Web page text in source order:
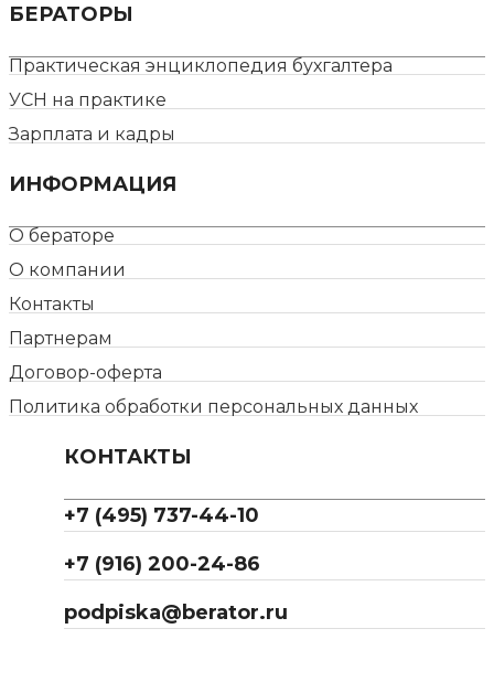
БЕРАТОРЫ
Практическая энциклопедия бухгалтера
УСН на практике
Зарплата и кадры
ИНФОРМАЦИЯ
О бераторе
О компании
Контакты
Партнерам
Договор-оферта
Политика обработки персональных данных
КОНТАКТЫ
+7 (495) 737-44-10
+7 (916) 200-24-86
podpiska@berator.ru